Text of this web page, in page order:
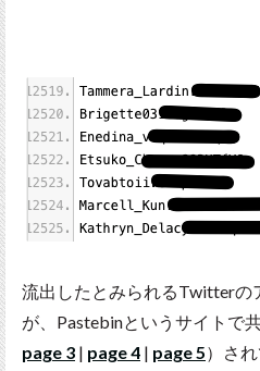
流出したとみられるTwitterの
が、Pastebinというサイトで
page 3 | page 4 | page 5）さ